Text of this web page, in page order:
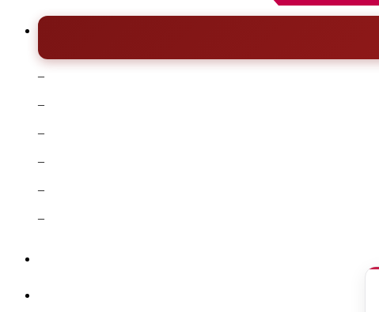
–
–
–
–
–
–